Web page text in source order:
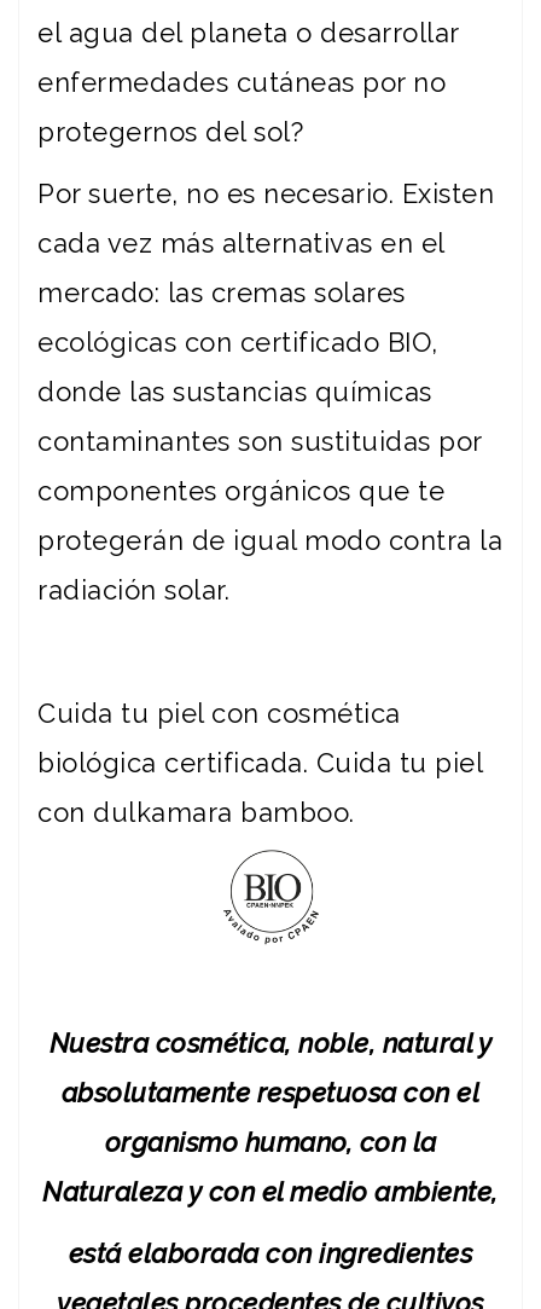
el agua del planeta o desarrollar
enfermedades cutáneas por no
protegernos del sol?
Por suerte, no es necesario. Existen
cada vez más alternativas en el
mercado: las cremas solares
ecológicas con certificado BIO,
donde las sustancias químicas
contaminantes son sustituidas por
componentes orgánicos que te
protegerán de igual modo contra la
radiación solar.
Cuida tu piel con cosmética
biológica certificada. Cuida tu piel
con dulkamara bamboo.
Nuestra cosmética, noble, natural y
absolutamente respetuosa con el
organismo humano, con la
Naturaleza y con el medio ambiente,
está elaborada con ingredientes
vegetales procedentes de cultivos